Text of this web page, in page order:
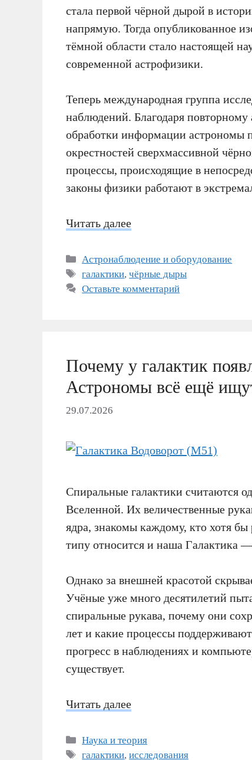
стала первой чёрной дырой в
напрямую. Тогда опубликованное
тёмной области стало настоящей
современной астрофизики.
Теперь международная группа
наблюдений. Благодаря
обработки информации астрономы
окрестностей сверхмассивной
процессы, происходящие в
законы физики работают в
Читать далее
Рубрики
Астронаблюдение и оборудование
Метки
галактики,чёрные дыры
Оставьте комментарий
Почему у галактик
Астрономы всё ещё
29.07.2026
Спиральные галактики считаются
Вселенной. Их величественные
ядра, знакомы каждому, кто хотя
типу относится и наша Галактика
Однако за внешней красотой
Учёные уже много десятилетий
спиральные рукава, почему они
лет и какие процессы
прогресс в наблюдениях и
существует.
Читать далее
Рубрики
Наука и теория
Метки
галактики,исследования